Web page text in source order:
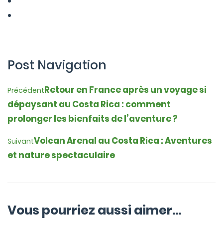
Post Navigation
PrécédentRetour en France après un voyage si
dépaysant au Costa Rica : comment
prolonger les bienfaits de l’aventure ?
SuivantVolcan Arenal au Costa Rica : Aventures
et nature spectaculaire
Vous pourriez aussi aimer...